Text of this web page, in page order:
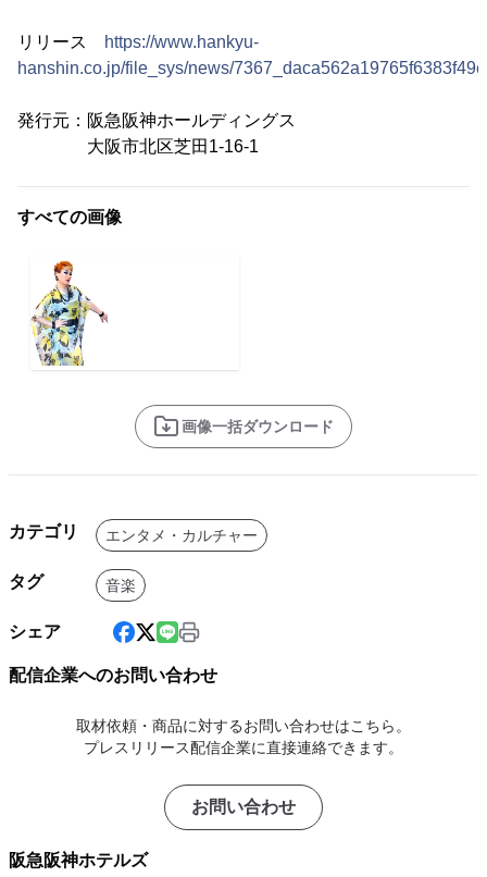
リリース
https://www.hankyu-
hanshin.co.jp/file_sys/news/
発行元：阪急阪神ホールディングス
大阪市北区芝田1-16-1
すべての画像
画像一括ダウンロード
カテゴリ エンタメ・カルチャー
タグ 音楽
シェア
配信企業へのお問い合わせ
取材依頼・商品に対するお問い合わせはこちら。
プレスリリース配信企業に直接連絡できます。
お問い合わせ
阪急阪神ホテルズ